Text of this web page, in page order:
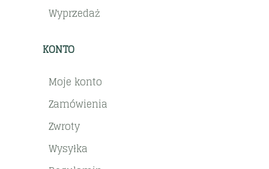
Wyprzedaż
KONTO
Moje konto
Zamówienia
Zwroty
Wysyłka